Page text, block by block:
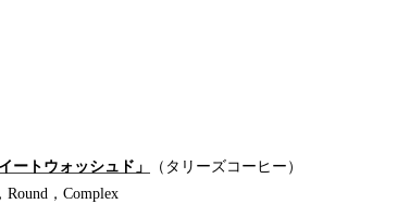
ートウォッシュド」
（タリーズコーヒー）
，Complex